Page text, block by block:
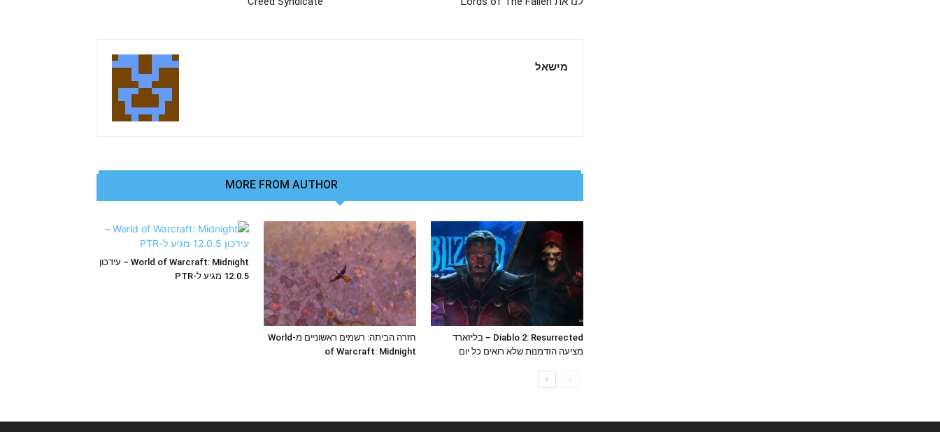
מישאל
MORE FROM AUTHOR
World of Warcraft: Midnight – עידכון
12.0.5 מגיע ל-PTR
חזרה הביתה: רשמים ראשוניים מ-World
of Warcraft: Midnight
Diablo 2: Resurrected – בליזארד
מציעה הזדמנות שלא רואים כל יום